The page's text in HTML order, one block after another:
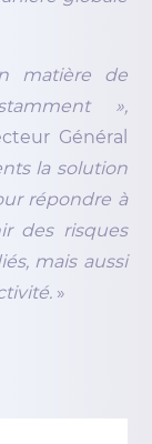
matière de
»,
Général
la solution
répondre à
des risques
mais aussi
»